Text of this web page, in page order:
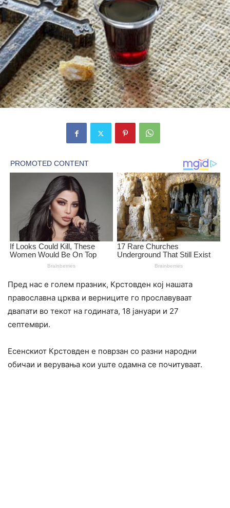
Пред нас е голем празник, Крстовден кој нашата
православна црква и верниците го прославуваат
двапати во текот на годината, 18 јануари и 27
септември.
Есенскиот Крстовден е поврзан со разни народни
обичаи и верувања кои уште одамна се почитуваат.